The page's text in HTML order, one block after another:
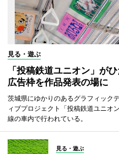
見る・遊ぶ
「投稿鉄道ユニオン」が
広告枠を作品発表の場に
茨城県にゆかりのあるグラフィック
ィブプロジェクト「投稿鉄道ユニオ
線の車内で行われている。
見る・遊ぶ